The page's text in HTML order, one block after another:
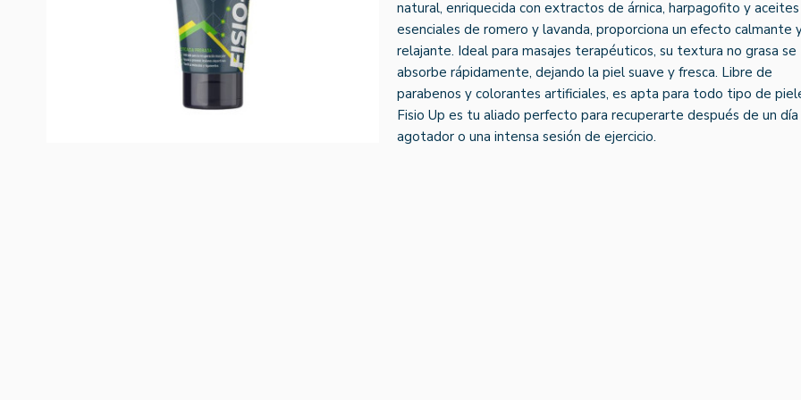
natural, enriquecida con extractos de árnica, harpagofito y aceites
esenciales de romero y lavanda, proporciona un efecto calmante
relajante. Ideal para masajes terapéuticos, su textura no grasa se
absorbe rápidamente, dejando la piel suave y fresca. Libre de
parabenos y colorantes artificiales, es apta para todo tipo de
Fisio Up es tu aliado perfecto para recuperarte después de un día
agotador o una intensa sesión de ejercicio.